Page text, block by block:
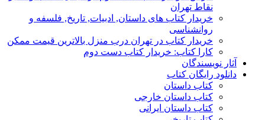
نقاط تهران
خریدار کتاب های داستان, ادبیات, تاریخ, فلسفه و
روانشناسی
خریدار کتاب در تهران درب منزل بالاترین قیمت ممکن
کارا کتاب: خریدار کتاب دست دوم
آثار نویسندگان
دانلود رایگان کتاب
کتاب داستان
کتاب داستان خارجی
کتاب داستان ایرانی